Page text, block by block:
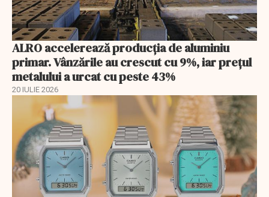
ALRO accelerează producția de aluminiu
primar. Vânzările au crescut cu 9%, iar prețul
metalului a urcat cu peste 43%
20 IULIE 2026